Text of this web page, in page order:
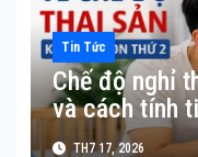
Tin Tức
Chế độ nghỉ
và cách tính
TH7 17, 2026